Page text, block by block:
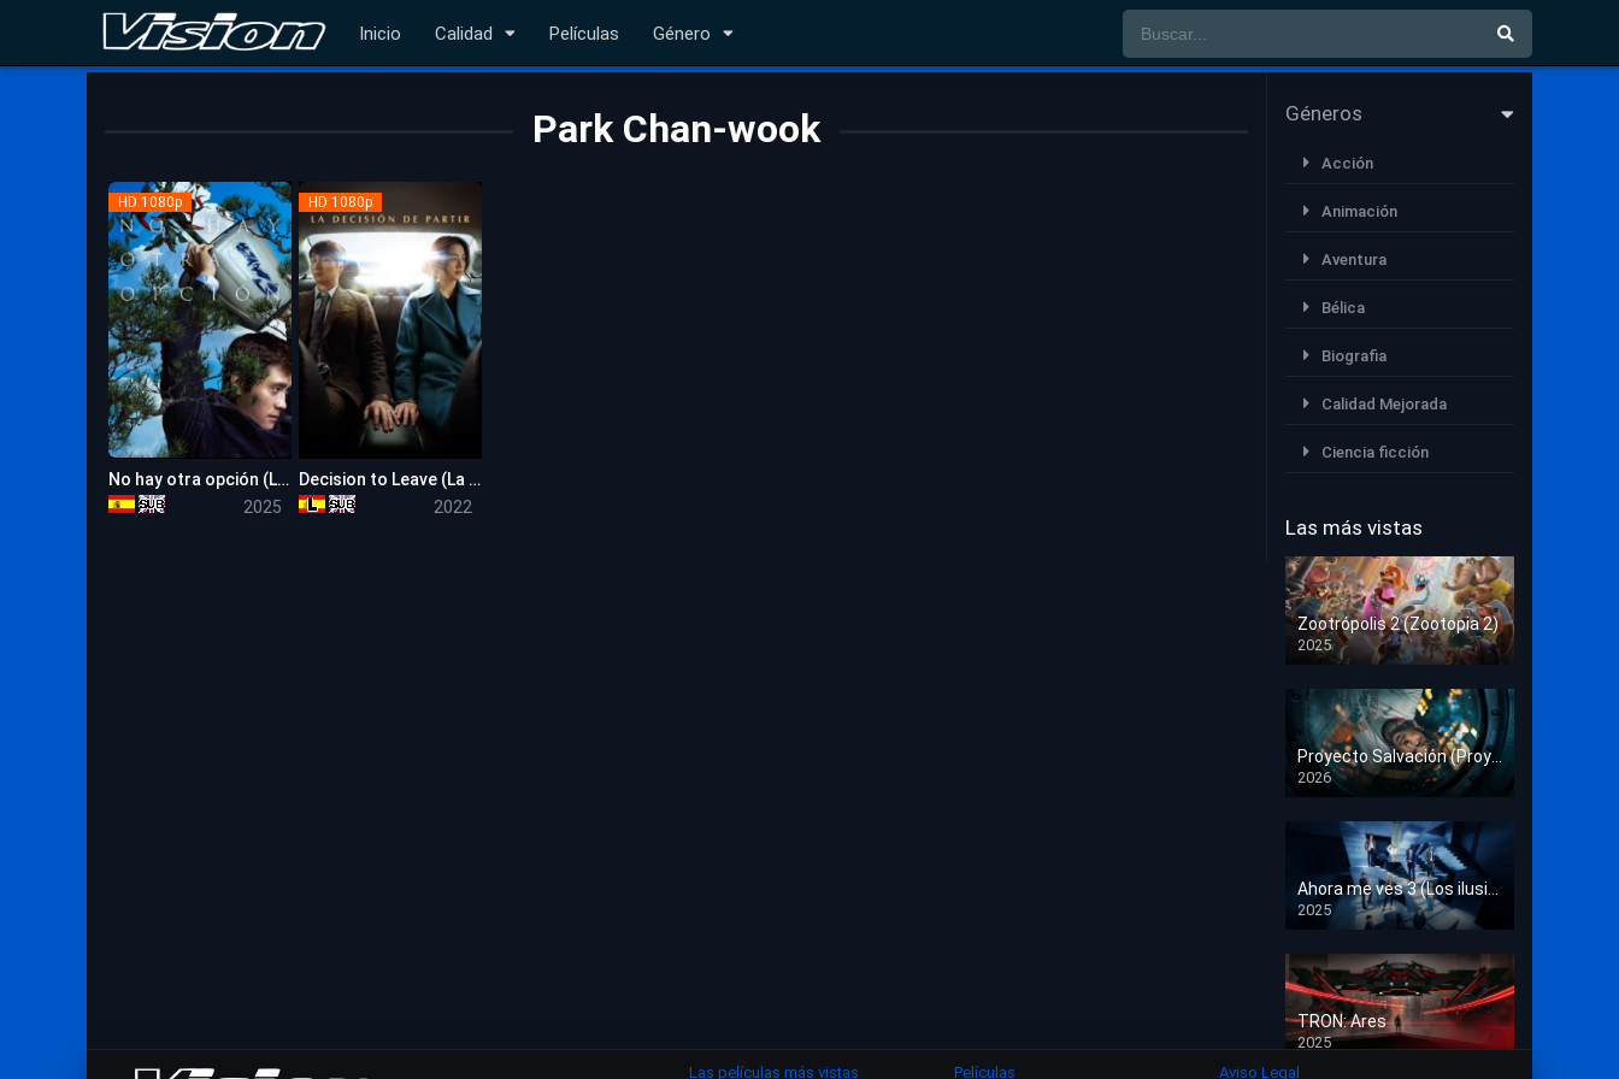
Inicio Calidad Películas Género
Park Chan-wook
7.6
HD 1080p
No hay otra opción (La única opción)
2025
HD 1080p
Decision to Leave (La decisión de partir)
2022
Géneros
Acción
Animación
Aventura
Bélica
Biografia
Calidad Mejorada
Ciencia ficción
Deporte
Documental
Drama
Estrénos en Cine
Familia
Familiar
Fantasía
Guerra
Historia
Misterio
Las más vistas
Zootrópolis 2 (Zootopia 2)
2025
HD 1080p
2026
HD 1080p
2025
HD 1080p
TRON: Ares
2025
HD 1080p
Las películas más vistas Películas Aviso Legal